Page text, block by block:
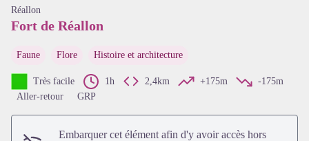
Voir l'image en plein écran
Réallon
Fort de Réallon
Faune Flore Histoire et architecture
Très facile 1h 2,4km +175m
-175m
Aller-retour
GRP
Embarquer cet élément afin d'y avoir accès hors